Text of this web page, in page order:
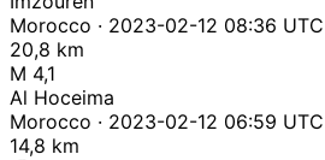
Morocco · 2023-02-12 08:36 UTC
20,8 km
M 4,1
Al Hoceima
Morocco · 2023-02-12 06:59 UTC
14,8 km